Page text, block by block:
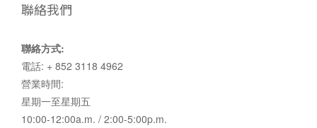
聯絡我們
聯絡方式:
電話: + 852 3118 4962
營業時間:
星期一至星期五
10:00-12:00a.m. / 2:00-5:00p.m.